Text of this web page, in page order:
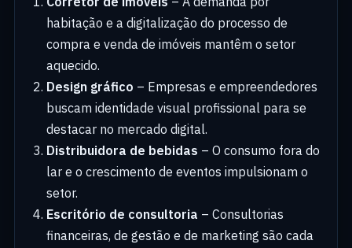
habitação e a digitalização do processo de
compra e venda de imóveis mantêm o setor
aquecido.
Design gráfico – Empresas e empreendedores
buscam identidade visual profissional para se
destacar no mercado digital.
Distribuidora de bebidas – O consumo fora do
lar e o crescimento de eventos impulsionam o
setor.
Escritório de consultoria – Consultorias
financeiras, de gestão e de marketing são cada